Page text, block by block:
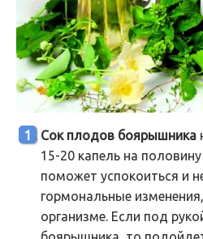
Сок плодов боярышника
15-20 капель на
поможет успокоиться и
гормональные
организме. Если под